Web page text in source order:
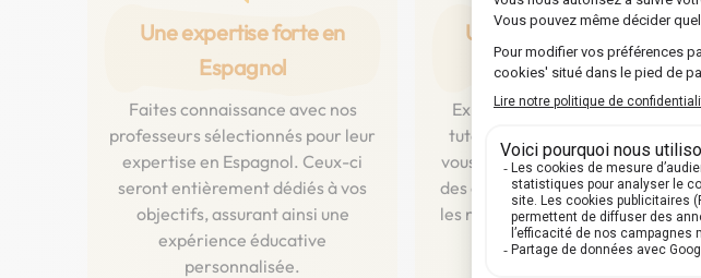
Une expertise forte en
Espagnol
Faites connaissance avec nos
professeurs sélectionnés pour leur
expertise en Espagnol. Ceux-ci
seront entièrement dédiés à vos
objectifs, assurant ainsi une
expérience éducative
personnalisée.
Une sélection de 4000
professeurs qualifiés
Explorez notre vaste réseau du
tuteurs qualifiés à Caen, prêts à
vous guider en Espagnol à travers
des cours personnalisés pour tous
les niveaux : collège, lycée, prépa,
université.